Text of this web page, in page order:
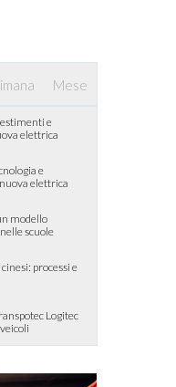
Mese
e
elettrica
e
elettrica
modello
scuole
processi e
Logitec